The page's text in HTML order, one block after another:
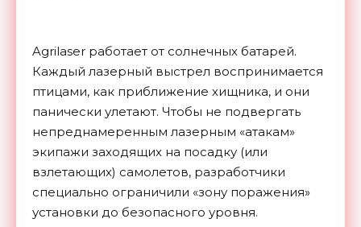
Agrilaser работает от солнечных батарей.
Каждый лазерный выстрел воспринимается
птицами, как приближение хищника, и они
панически улетают. Чтобы не подвергать
непреднамеренным лазерным «атакам»
экипажи заходящих на посадку (или
взлетающих) самолетов, разработчики
специально ограничили «зону поражения»
установки до безопасного уровня.